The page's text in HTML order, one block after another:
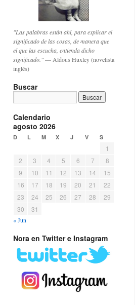
"Las palabras están ahí, para explicar el
significado de las cosas, de manera que
el que las escucha, entienda dicho
significado."— Aldous Huxley (novelista
inglés)
Buscar
Calendario
agosto 2026
D L M X J V S
1
2
3 4 5 6 7
8
9
10 11 12 13 14
15
16
17 18 19 20 21
22
23
24 25 26 27 28
29
30
31
« Jun
Nora en Twitter e Instagram